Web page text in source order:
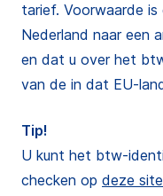
tarief. Voorwaarde
Nederland naar een
en dat u over het
van de in dat EU-
Tip!
U kunt het btw-
checken op deze site